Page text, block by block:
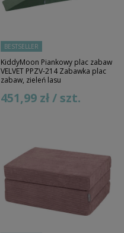
BESTSELLER
KiddyMoon Piankowy plac zabaw
VELVET PPZV-214 Zabawka plac
zabaw, zieleń lasu
451,99 zł / szt.